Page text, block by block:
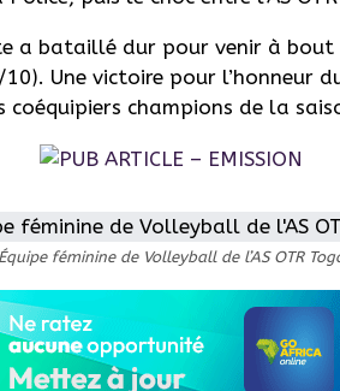
a bataillé dur pour venir à
Une victoire pour l’honneur
coéquipiers champions de la
Équipe féminine de Volleyball de l’AS OTR